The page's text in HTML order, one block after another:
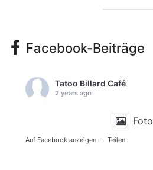
Facebook-Beiträge
Tatoo Billard Café
2 years ago
Foto
Auf Facebook anzeigen · Teilen